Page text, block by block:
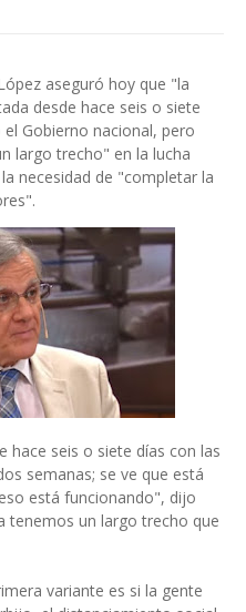
aseguró hoy que "la
desde hace seis o siete
Gobierno nacional, pero
largo trecho" en la lucha
necesidad de "completar la
hace seis o siete días con las
semanas; se ve que está
está funcionando", dijo
tenemos un largo trecho que
variante es si la gente